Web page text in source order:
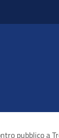
pubblico a